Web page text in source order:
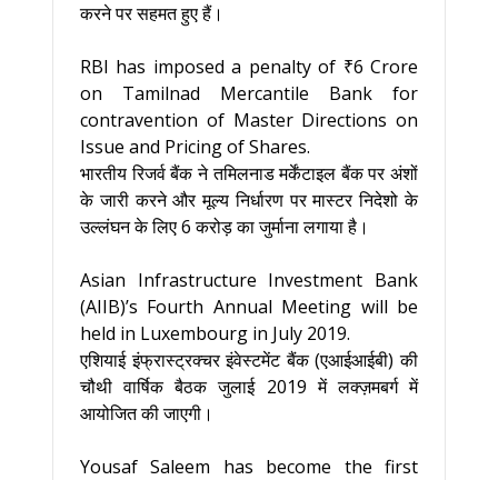
करने पर सहमत हुए हैं।
RBI has imposed a penalty of ₹6 Crore
on Tamilnad Mercantile Bank for
contravention of Master Directions on
Issue and Pricing of Shares.
भारतीय रिजर्व बैंक ने तमिलनाड मर्केंटाइल बैंक पर अंशों
के जारी करने और मूल्य निर्धारण पर मास्टर निदेशो के
उल्लंघन के लिए 6 करोड़ का जुर्माना लगाया है।
Asian Infrastructure Investment Bank
(AIIB)’s Fourth Annual Meeting will be
held in Luxembourg in July 2019.
एशियाई इंफ्रास्ट्रक्चर इंवेस्टमेंट बैंक (एआईआईबी) की
चौथी वार्षिक बैठक जुलाई 2019 में लक्ज़मबर्ग में
आयोजित की जाएगी।
Yousaf Saleem has become the first